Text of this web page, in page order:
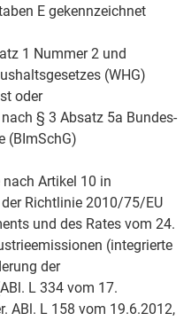
E gekennzeichnet
1 Nummer 2 und
(WHG)
oder
§ 3 Absatz 5a Bundes-
(BImSchG)
Artikel 10 in
Richtlinie 2010/75/EU
und des Rates vom 24.
(integrierte
der
L 334 vom 17.
ABl. L 158 vom 19.6.2012,